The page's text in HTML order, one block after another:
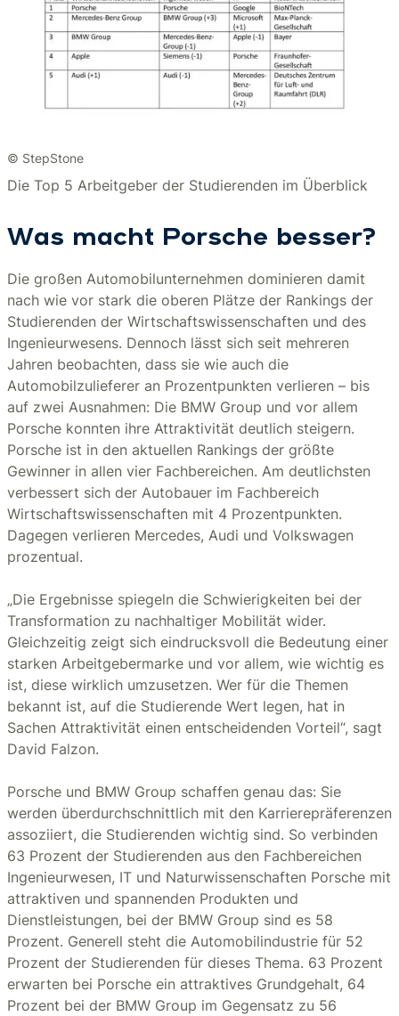
© StepStone
Die Top 5 Arbeitgeber der Studierenden im Überblick
Was macht Porsche besser?
Die großen Automobilunternehmen dominieren damit
nach wie vor stark die oberen Plätze der Rankings der
Studierenden der Wirtschaftswissenschaften und des
Ingenieurwesens. Dennoch lässt sich seit mehreren
Jahren beobachten, dass sie wie auch die
Automobilzulieferer an Prozentpunkten verlieren – bis
auf zwei Ausnahmen: Die BMW Group und vor allem
Porsche konnten ihre Attraktivität deutlich steigern.
Porsche ist in den aktuellen Rankings der größte
Gewinner in allen vier Fachbereichen. Am deutlichsten
verbessert sich der Autobauer im Fachbereich
Wirtschaftswissenschaften mit 4 Prozentpunkten.
Dagegen verlieren Mercedes, Audi und Volkswagen
prozentual.
„Die Ergebnisse spiegeln die Schwierigkeiten bei der
Transformation zu nachhaltiger Mobilität wider.
Gleichzeitig zeigt sich eindrucksvoll die Bedeutung einer
starken Arbeitgebermarke und vor allem, wie wichtig es
ist, diese wirklich umzusetzen. Wer für die Themen
bekannt ist, auf die Studierende Wert legen, hat in
Sachen Attraktivität einen entscheidenden Vorteil“, sagt
David Falzon.
Porsche und BMW Group schaffen genau das: Sie
werden überdurchschnittlich mit den Karrierepräferenzen
assoziiert, die Studierenden wichtig sind. So verbinden
63 Prozent der Studierenden aus den Fachbereichen
Ingenieurwesen, IT und Naturwissenschaften Porsche mit
attraktiven und spannenden Produkten und
Dienstleistungen, bei der BMW Group sind es 58
Prozent. Generell steht die Automobilindustrie für 52
Prozent der Studierenden für dieses Thema. 63 Prozent
erwarten bei Porsche ein attraktives Grundgehalt, 64
Prozent bei der BMW Group im Gegensatz zu 56